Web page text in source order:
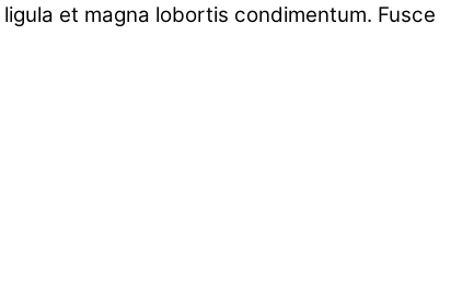
et magna lobortis condimentum. Fusce